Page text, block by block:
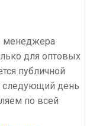
менеджера
для оптовых
публичной
следующий день
по всей